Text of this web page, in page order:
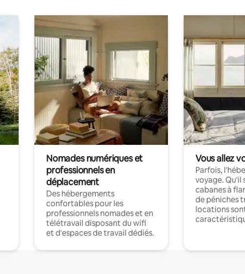
Nomades numériques et
professionnels en
déplacement
Des hébergements
confortables pour les
professionnels nomades et en
télétravail disposant du wifi
et d'espaces de travail dédiés.
Vous allez
Parfois,
voyage. Qu'il
cabanes à
de péniches
locations